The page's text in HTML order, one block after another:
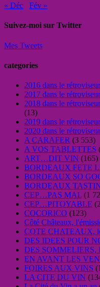
« Déc
Fév »
Suivez-moi sur Twitter
Mes Tweets
categories
2016 dans le rétroviseur
2017 dans le rétroviseur
2018 dans le
(13)
2019 dans le rétroviseur
2020 dans le rétroviseur
A CARAFER (3 553)
A VOS TABLETTES
ART…DIT VIN (165)
BORDEAUX FETE
BORDEAUX SO
BORDEAUX
CEP…PAS MAL (1
CEP…PITOYABLE
COCORICO (123)
Côté Châteaux,
COTE CHATEAUX,
DES IDEES POUR
DES SOMMELIERS,
EN AVANT LES
FOIRES AUX VINS
LA CITE DU VIN